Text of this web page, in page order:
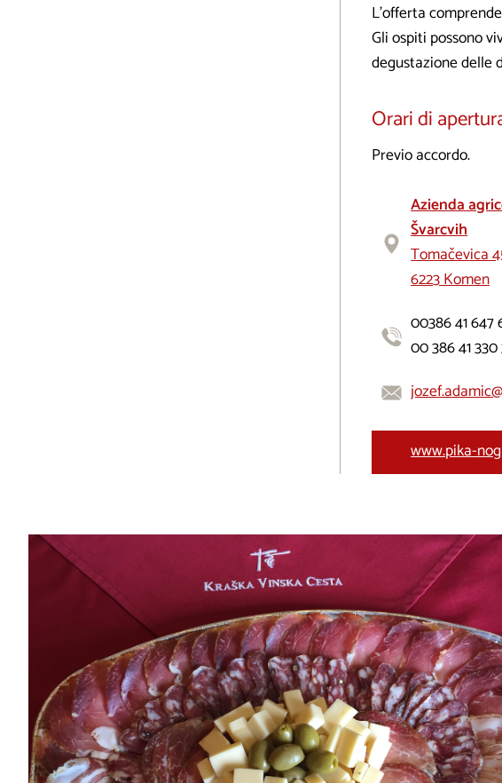
L’offerta
Gli ospiti possono
degustazione delle
Orari di
Previo accordo.
Azienda
Švarcvih
Tomačevica
6223 Komen
00386 41 647
00 386 41
www.pika-